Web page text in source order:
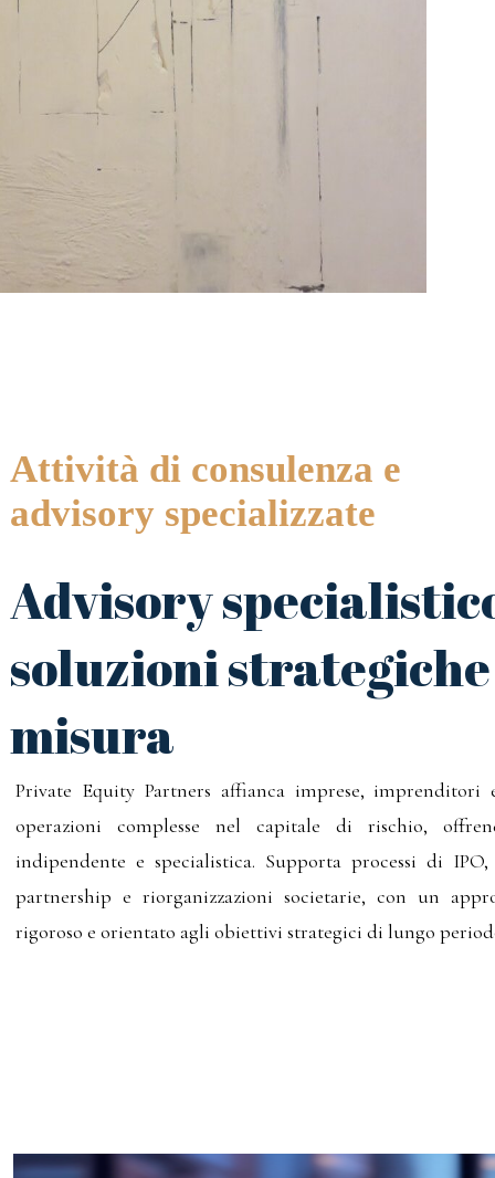
Attività di consulenza e
advisory specializzate
Advisory
soluzioni
misura
Private Equity Partners affianca imprese,
operazioni complesse nel capitale di rischio,
indipendente e specialistica. Supporta processi di
partnership e riorganizzazioni societarie, con un
rigoroso e orientato agli obiettivi strategici di lungo